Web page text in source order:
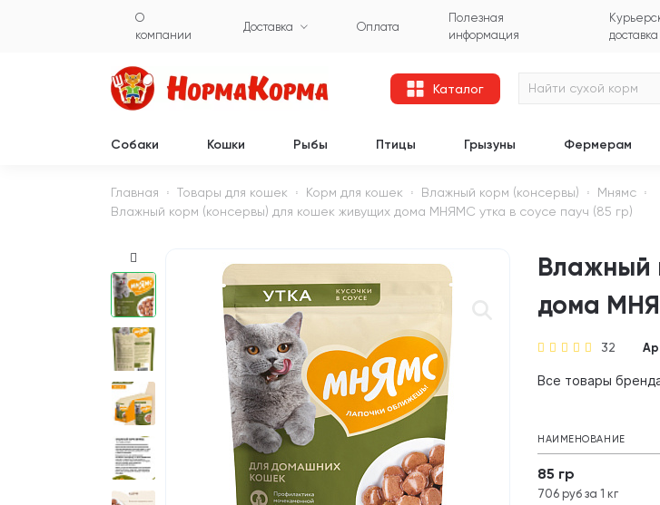
О
компании
Доставка Оплата
Полезная
информация
доставка
Каталог
Собаки Кошки Рыбы Птицы Грызуны Фермерам
Главная Товары для кошек Корм для кошек Влажный корм (консервы)
Мнямс
Влажный корм (консервы) для кошек живущих дома МНЯМС утка в соусе пауч (85 гр)
Влажный
дома
32
Все товары
НАИМЕНОВАНИЕ
85 гр
706 руб за 1 кг